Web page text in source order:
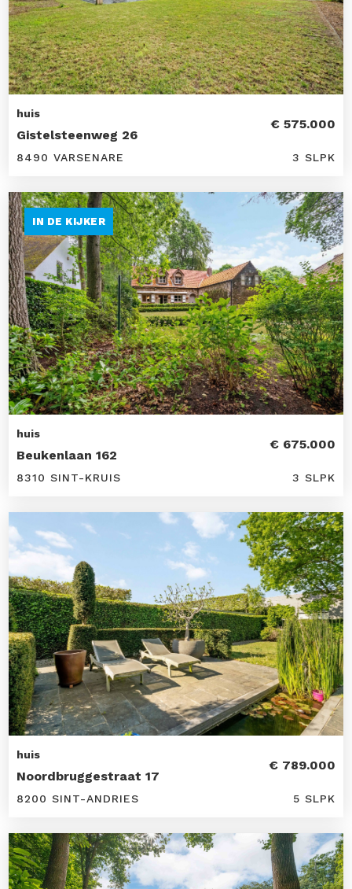
huis
Gistelsteenweg 26
€ 575.000
8490 VARSENARE 3 SLPK
IN DE KIJKER
huis
Beukenlaan 162
€ 675.000
8310 SINT-KRUIS 3 SLPK
huis
Noordbruggestraat 17
€ 789.000
8200 SINT-ANDRIES 5 SLPK